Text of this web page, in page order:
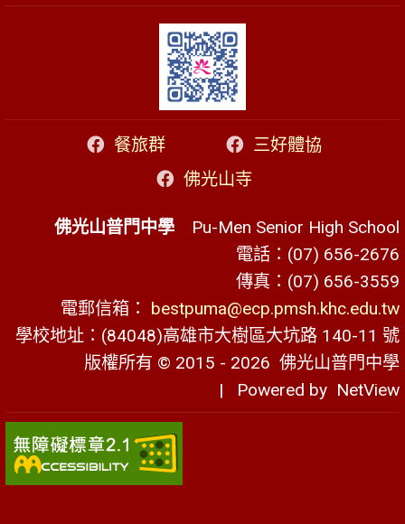
餐旅群
三好體協
佛光山寺
佛光山普門中學 Pu-Men Senior High School
電話：(07) 656-2676
傳真：(07) 656-3559
電郵信箱： bestpuma@ecp.pmsh.khc.edu.tw
學校地址：(84048)高雄市大樹區大坑路 140-11 號
版權所有 © 2015 - 2026 佛光山普門中學
| Powered by NetView